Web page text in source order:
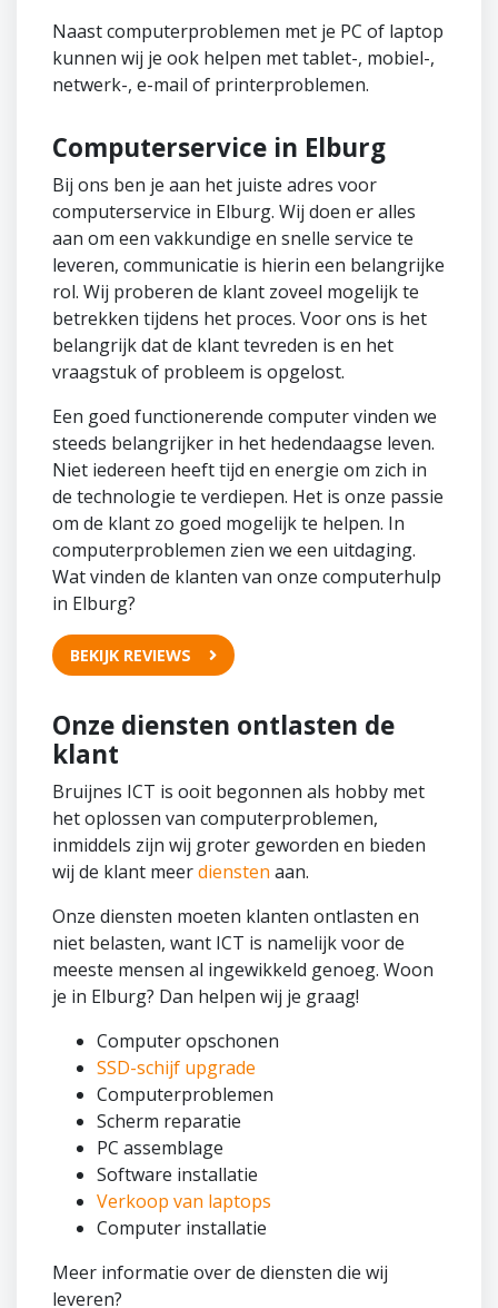
Naast computerproblemen met je PC of laptop
kunnen wij je ook helpen met tablet-, mobiel-,
netwerk-, e-mail of printerproblemen.
Computerservice in Elburg
Bij ons ben je aan het juiste adres voor
computerservice in Elburg. Wij doen er alles
aan om een vakkundige en snelle service te
leveren, communicatie is hierin een belangrijke
rol. Wij proberen de klant zoveel mogelijk te
betrekken tijdens het proces. Voor ons is het
belangrijk dat de klant tevreden is en het
vraagstuk of probleem is opgelost.
Een goed functionerende computer vinden we
steeds belangrijker in het hedendaagse leven.
Niet iedereen heeft tijd en energie om zich in
de technologie te verdiepen. Het is onze passie
om de klant zo goed mogelijk te helpen. In
computerproblemen zien we een uitdaging.
Wat vinden de klanten van onze computerhulp
in Elburg?
BEKIJK REVIEWS
Onze diensten ontlasten de
klant
Bruijnes ICT is ooit begonnen als hobby met
het oplossen van computerproblemen,
inmiddels zijn wij groter geworden en bieden
wij de klant meerdiensten aan.
Onze diensten moeten klanten ontlasten en
niet belasten, want ICT is namelijk voor de
meeste mensen al ingewikkeld genoeg. Woon
je in Elburg? Dan helpen wij je graag!
Computer opschonen
SSD-schijf upgrade
Computerproblemen
Scherm reparatie
PC assemblage
Software installatie
Verkoop van laptops
Computer installatie
Meer informatie over de diensten die wij
leveren?